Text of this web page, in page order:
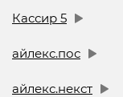
Кассир 5
айлекс.пос
айлекс.некст